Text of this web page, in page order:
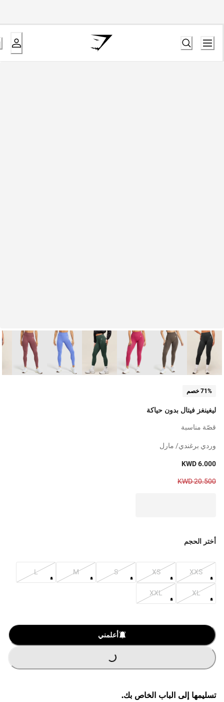
71% خصم
ليغينغز فيتال بدون حياكة
قصّة مناسبة
وردي برغندي/ مارل
KWD 6.000
KWD 20.500
أختر الحجم
XXS
XS
S
M
L
XL
XXL
أعلمني
G
.
تسليمها إلى الباب الخاص بك.